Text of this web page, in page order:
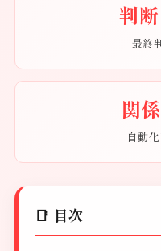
判
最終
関
自動
📑 目次